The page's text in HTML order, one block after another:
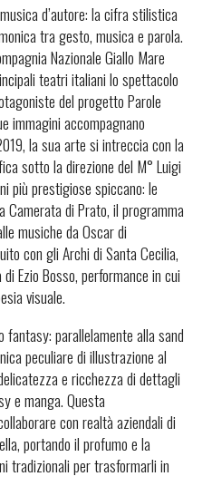
d’autore: la cifra stilistica
tra gesto, musica e parola.
Nazionale Giallo Mare
teatri italiani lo spettacolo
del progetto Parole
immagini accompagnano
la sua arte si intreccia con la
sotto la direzione del M° Luigi
più prestigiose spiccano: le
Camerata di Prato, il programma
musiche da Oscar di
con gli Archi di Santa Cecilia,
Ezio Bosso, performance in cui
visuale.
fantasy: parallelamente alla sand
peculiare di illustrazione al
e ricchezza di dettagli
e manga. Questa
con realtà aziendali di
portando il profumo e la
tradizionali per trasformarli in